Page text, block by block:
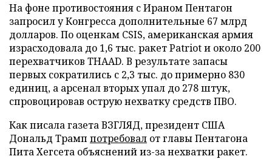
На фоне противостояния с Ираном Пентагон
запросил у Конгресса дополнительные 67 млрд
долларов. По оценкам CSIS, американская армия
израсходовала до 1,6 тыс. ракет Patriot и около 200
перехватчиков THAAD. В результате запасы
первых сократились с 2,3 тыс. до примерно 830
единиц, а арсенал вторых упал до 278 штук,
спровоцировав острую нехватку средств ПВО.
Как писала газета ВЗГЛЯД, президент США
Дональд Трамп потребовал от главы Пентагона
Пита Хегсета объяснений из-за нехватки ракет.